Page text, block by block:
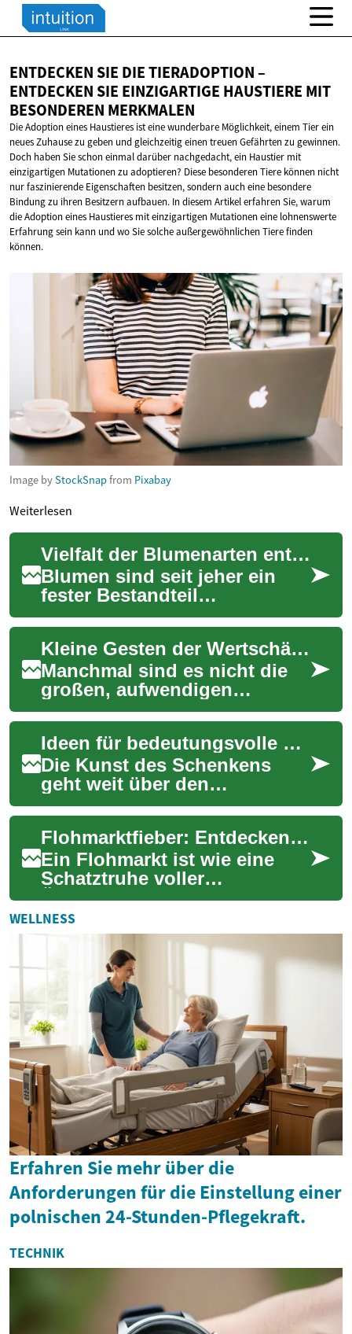
ENTDECKEN SIE DIE TIERADOPTION –
ENTDECKEN SIE EINZIGARTIGE HAUSTIERE MIT
BESONDEREN MERKMALEN
Die Adoption eines Haustieres ist eine wunderbare Möglichkeit, einem Tier ein
neues Zuhause zu geben und gleichzeitig einen treuen Gefährten zu gewinnen.
Doch haben Sie schon einmal darüber nachgedacht, ein Haustier mit
einzigartigen Mutationen zu adoptieren? Diese besonderen Tiere können nicht
nur faszinierende Eigenschaften besitzen, sondern auch eine besondere
Bindung zu ihren Besitzern aufbauen. In diesem Artikel erfahren Sie, warum
die Adoption eines Haustieres mit einzigartigen Mutationen eine lohnenswerte
Erfahrung sein kann und wo Sie solche außergewöhnlichen Tiere finden
können.
Image byStockSnapfrom Pixabay
Weiterlesen
Vielfalt der Blumenarten entdecken
Blumen sind seit jeher ein
fester Bestandteil
menschlicher Kultur und
drücken eine breite Palette
von Emotionen aus, ...
Kleine Gesten der Wertschätzung entdecken
Manchmal sind es nicht die
großen, aufwendigen
Geschenke, die die tiefste
Wirkung erzielen, sondern die
kleinen, wohl...
Ideen für bedeutungsvolle Präsente entdecken
Die Kunst des Schenkens
geht weit über den
materiellen Wert eines
Objekts hinaus. Ein wirklich
bedeutungsvolles Präse...
Flohmarktfieber: Entdecken Sie Schätze und Schnäppchen
Ein Flohmarkt ist wie eine
Schatztruhe voller
Überraschungen. Ob Sie auf
der Suche nach Vintage-
Kleidung, Sammlerstüc...
WELLNESS
Erfahren Sie mehr über die
Anforderungen für die Einstellung einer
polnischen 24-Stunden-Pflegekraft.
TECHNIK